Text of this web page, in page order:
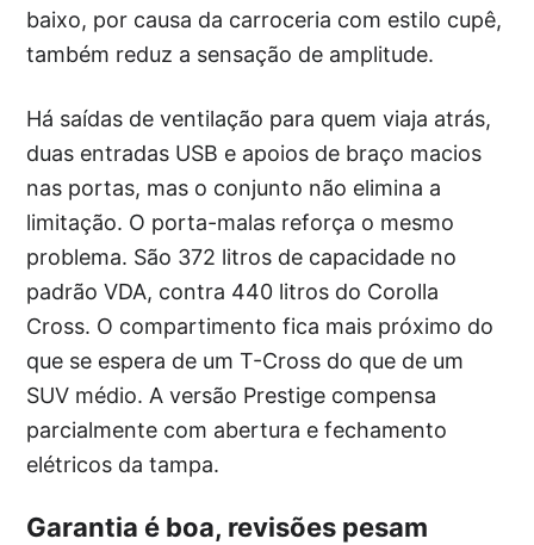
baixo, por causa da carroceria com estilo cupê,
também reduz a sensação de amplitude.
Há saídas de ventilação para quem viaja atrás,
duas entradas USB e apoios de braço macios
nas portas, mas o conjunto não elimina a
limitação. O porta-malas reforça o mesmo
problema. São 372 litros de capacidade no
padrão VDA, contra 440 litros do Corolla
Cross. O compartimento fica mais próximo do
que se espera de um T-Cross do que de um
SUV médio. A versão Prestige compensa
parcialmente com abertura e fechamento
elétricos da tampa.
Garantia é boa, revisões pesam